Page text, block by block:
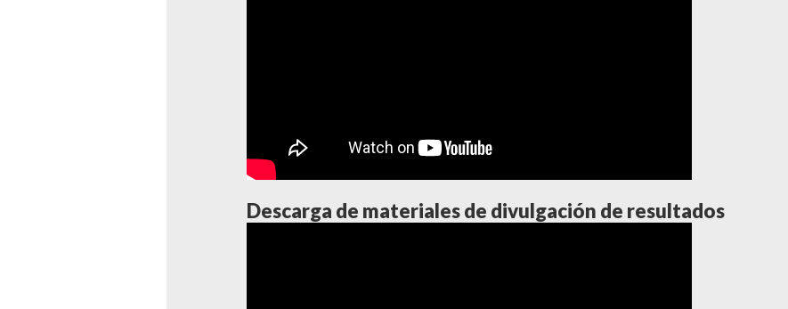
Descarga de materiales de divulgación de resultados